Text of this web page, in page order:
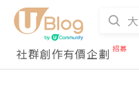
社群創作有價企劃